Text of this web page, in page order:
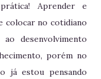
Aprender e
colocar no cotidiano
desenvolvimento
porém no
já estou pensando